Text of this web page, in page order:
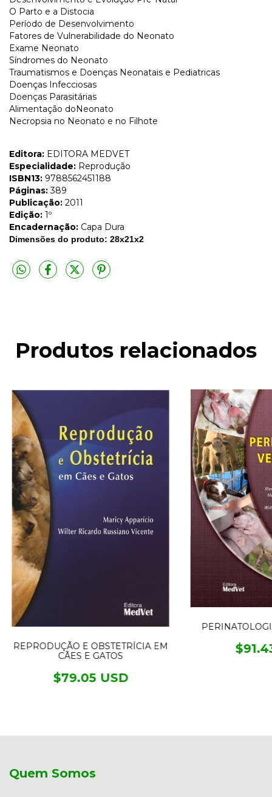
O Parto e a Distocia
Período de Desenvolvimento
Fatores de Vulnerabilidade do Neonato
Exame Neonato
Síndromes do Neonato
Traumatismos e Doenças Neonatais e Pediatricas
Doenças Infecciosas
Doenças Parasitárias
Alimentação doNeonato
Necropsia no Neonato e no Filhote
Editora: EDITORA MEDVET
Especialidade: Reprodução
ISBN13: 9788562451188
Páginas:389
Publicação: 2011
Edição: 1º
Encadernação: Capa Dura
Dimensões do produto: 28x21x2
Produtos relacionados
REPRODUÇÃO E OBSTETRÍCIA EM
CÃES E GATOS
$79.05 USD
Quem Somos